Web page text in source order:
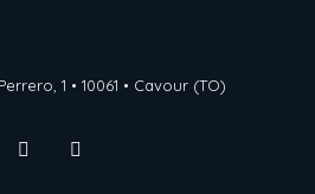
1 • 10061 • Cavour (TO)